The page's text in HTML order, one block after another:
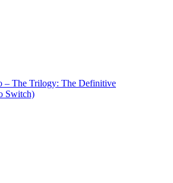
– The Trilogy: The Definitive
Switch)